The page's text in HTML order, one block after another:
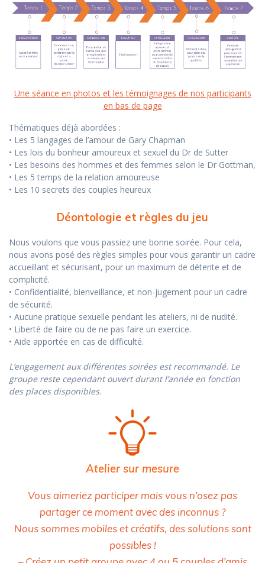
Une séance en photos et les témoignages de nos participants
en bas de page
Thématiques déjà abordées :
• Les 5 langages de l’amour de Gary Chapman
• Les lois du bonheur amoureux et sexuel du Dr de Sutter
• Les besoins des hommes et des femmes selon le Dr Gottman,
• Les 5 temps de la relation amoureuse
• Les 10 secrets des couples heureux
Déontologie et règles du jeu
Nous voulons que vous passiez une bonne soirée. Pour cela,
nous avons posé des règles simples pour vous garantir un cadre
accueillant et sécurisant, pour un maximum de détente et de
complicité.
• Confidentialité, bienveillance, et non-jugement pour un cadre
de sécurité.
• Aucune pratique sexuelle pendant les ateliers, ni de nudité.
• Liberté de faire ou de ne pas faire un exercice.
• Aide apportée en cas de difficulté.
L’engagement aux différentes soirées est recommandé. Le
groupe reste cependant ouvert durant l’année en fonction
des places disponibles.
Atelier sur mesure
Vous aimeriez participer maisvous n’osez pas
partager ce moment avec des inconnus?
Nous sommes mobiles et créatifs, des solutions sont
possibles !